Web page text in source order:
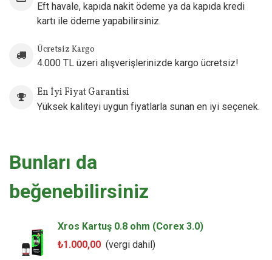
Eft havale, kapıda nakit ödeme ya da kapıda kredi
kartı ile ödeme yapabilirsiniz.
Ücretsiz Kargo
4.000 TL üzeri alışverişlerinizde kargo ücretsiz!
En İyi Fiyat Garantisi
Yüksek kaliteyi uygun fiyatlarla sunan en iyi seçenek.
Bunları da
beğenebilirsiniz
Xros Kartuş 0.8 ohm (Corex 3.0)
₺1.000,00 (vergi dahil)